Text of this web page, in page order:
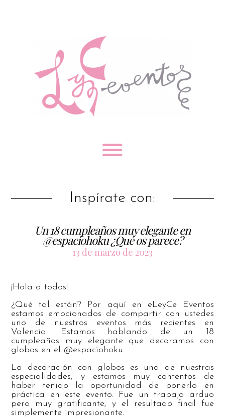
Inspírate con:
Un 18 cumpleaños muy elegante en
@espaciohoku ¿Qué os parece?
13 de marzo de 2023
¡Hola a todos!
¿Qué tal están? Por aquí en eLeyCe Eventos
estamos emocionados de compartir con ustedes
uno de nuestros eventos más recientes en
Valencia. Estamos hablando de un 18
cumpleaños muy elegante que decoramos con
globos en el @espaciohoku.
La decoración con globos es una de nuestras
especialidades, y estamos muy contentos de
haber tenido la oportunidad de ponerlo en
práctica en este evento. Fue un trabajo arduo
pero muy gratificante, y el resultado final fue
simplemente impresionante.